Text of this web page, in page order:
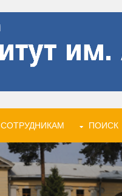
СОТРУДНИКАМ ПОИСК